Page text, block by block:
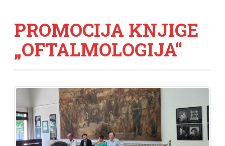
PROMOCIJA KNJIGE
„OFTALMOLOGIJA“